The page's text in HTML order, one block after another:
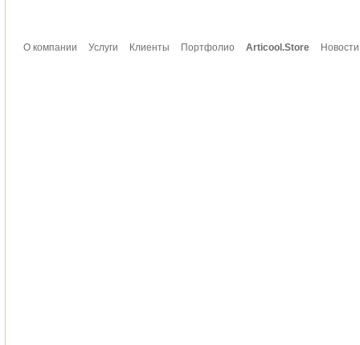
О компании Услуги Клиенты Портфолио Articool.Store Новости